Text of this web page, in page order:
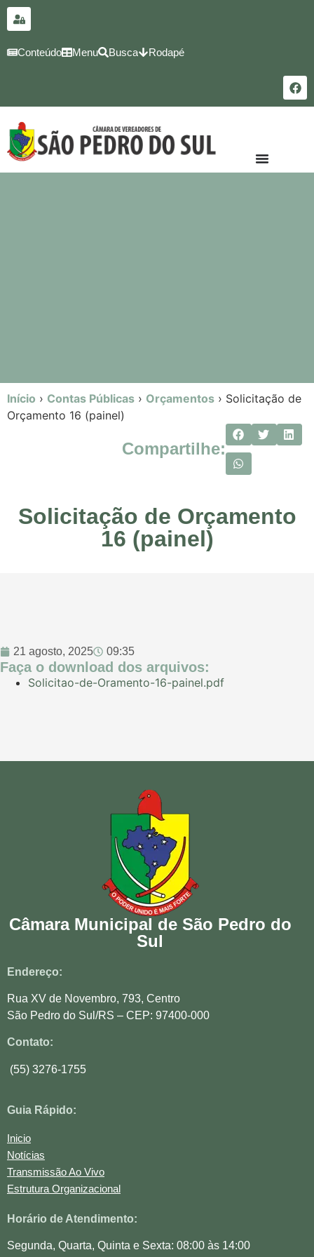
conteúdo
Conteúdo Menu Busca Rodapé
Início › Contas Públicas › Orçamentos › Solicitação de
Orçamento 16 (painel)
Compartilhe:
Solicitação de Orçamento
16 (painel)
21 agosto, 2025 09:35
Faça o download dos arquivos:
Solicitao-de-Oramento-16-painel.pdf
Câmara Municipal de São Pedro do
Sul
Endereço:
Rua XV de Novembro, 793, Centro
São Pedro do Sul/RS – CEP: 97400-000
Contato:
(55) 3276-1755
Guia Rápido:
Inicio
Notícias
Transmissão Ao Vivo
Estrutura Organizacional
Horário de Atendimento:
Segunda, Quarta, Quinta e Sexta: 08:00 às 14:00